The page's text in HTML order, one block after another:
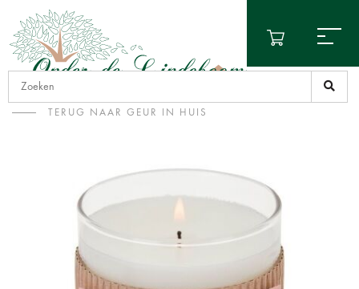
TERUG NAAR GEUR IN HUIS